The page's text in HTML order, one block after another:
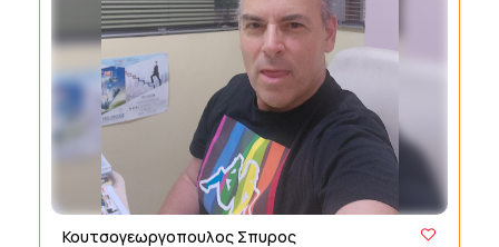
Κουτσογεωργοπουλος Σπυρος